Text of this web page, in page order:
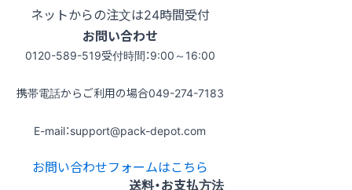
ネットからの注文は24時間受付
お問い合わせ
0120-589-519受付時間：9:00～16:00
携帯電話からご利用の場合049-274-7183
E-mail：support@pack-depot.com
お問い合わせフォームはこちら
送料・お支払方法